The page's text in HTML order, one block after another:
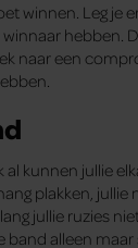
winnen. Leg je
hebben.
naar een
al kunnen jullie
plakken, jullie
jullie ruzies
band alleen